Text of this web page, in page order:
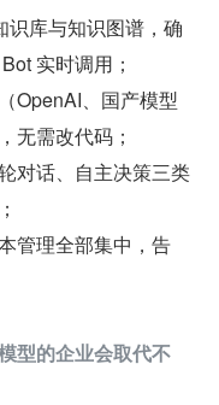
识库与知识图谱，确
实时调用；
OpenAI、国产模型
无需改代码；
对话、自主决策三类
管理全部集中，告
型的企业会取代不